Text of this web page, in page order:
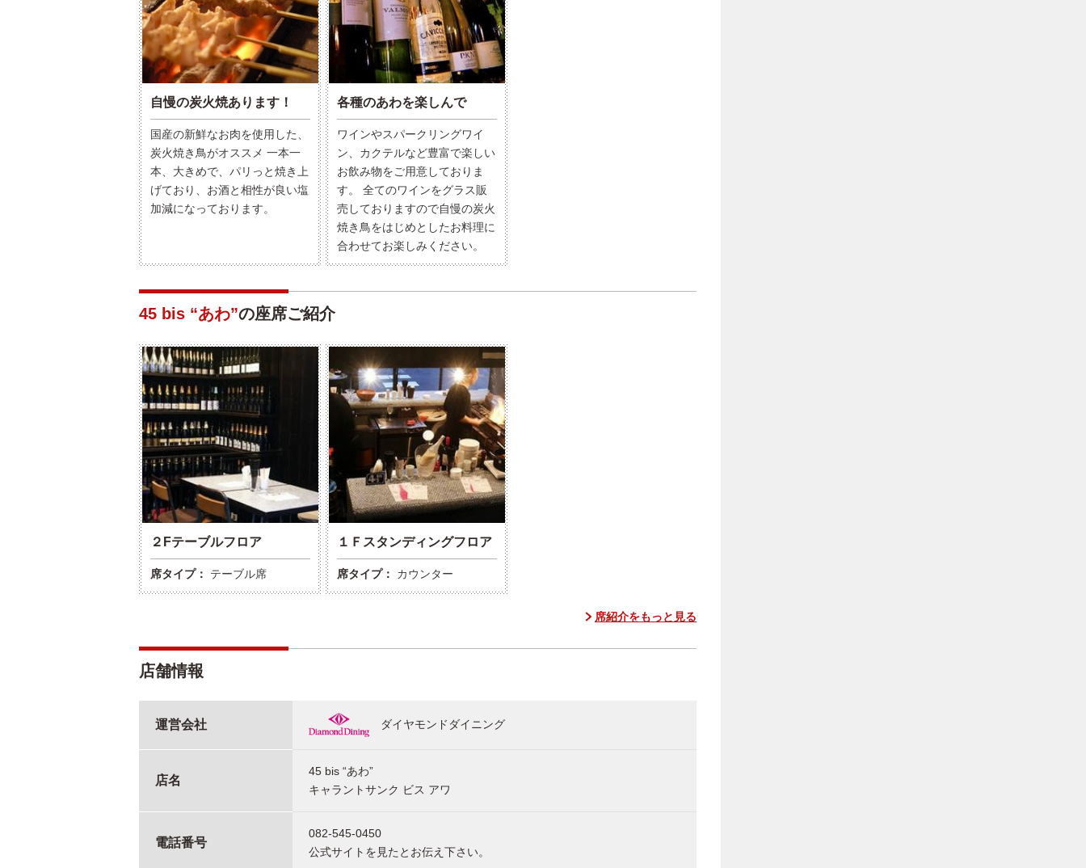
自慢の炭火焼あります！
国産の新鮮なお肉を使用した、
炭火焼き鳥がオススメ 一本一
本、大きめで、パリっと焼き上
げており、お酒と相性が良い塩
加減になっております。
各種のあわを楽しんで
ワインやスパークリングワイ
ン、カクテルなど豊富で楽しい
お飲み物をご用意しておりま
す。 全てのワインをグラス販
売しておりますので自慢の炭火
焼き鳥をはじめとしたお料理に
合わせてお楽しみください。
45 bis “あわ”の座席ご紹介
２Fテーブルフロア
席タイプ： テーブル席
１Ｆスタンディングフロア
席タイプ： カウンター
席紹介をもっと見る
店舗情報
運営会社 ダイヤモンドダイニング
店名
45 bis “あわ”
キャラントサンク ビス アワ
電話番号
082-545-0450
公式サイトを見たとお伝え下さい。